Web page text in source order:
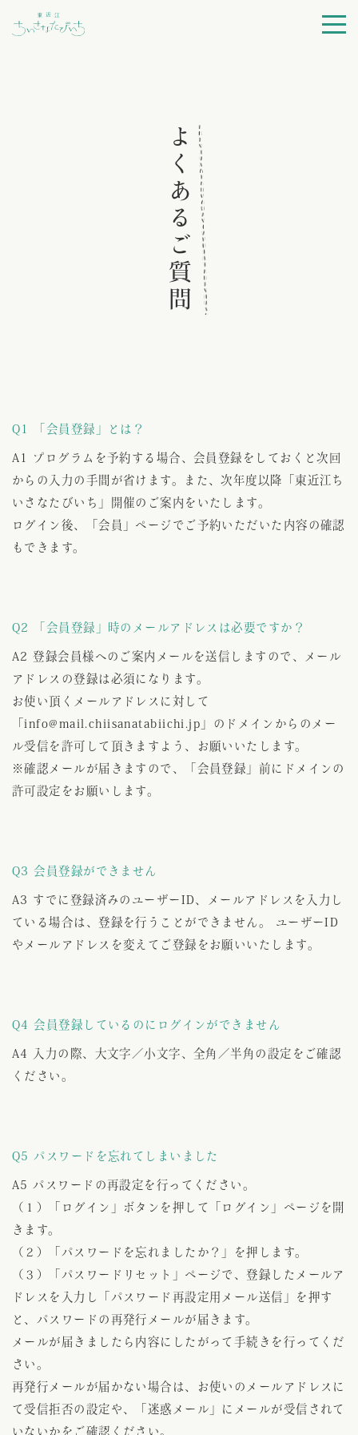
ちいさなたびいちとは
よくある質問
利用規約
ログイン
よくあるご質問
Q1 「会員登録」とは？
A1 プログラムを予約する場合、会員登録をしておくと次回
からの入力の手間が省けます。また、次年度以降「東近江ち
いさなたびいち」開催のご案内をいたします。
ログイン後、「会員」ページでご予約いただいた内容の確認
もできます。
Q2 「会員登録」時のメールアドレスは必要ですか？
A2 登録会員様へのご案内メールを送信しますので、メール
アドレスの登録は必須になります。
お使い頂くメールアドレスに対して
「info@mail.chiisanatabiichi.jp」のドメインからのメー
ル受信を許可して頂きますよう、お願いいたします。
※確認メールが届きますので、「会員登録」前にドメインの
許可設定をお願いします。
Q3 会員登録ができません
A3 すでに登録済みのユーザーID、メールアドレスを入力し
ている場合は、登録を行うことができません。 ユーザーID
やメールアドレスを変えてご登録をお願いいたします。
Q4 会員登録しているのにログインができません
A4 入力の際、大文字／小文字、全角／半角の設定をご確認
ください。
Q5 パスワードを忘れてしまいました
A5 パスワードの再設定を行ってください。
（１）「ログイン」ボタンを押して「ログイン」ページを開
きます。
（２）「パスワードを忘れましたか？」を押します。
（３）「パスワードリセット」ページで、登録したメールア
ドレスを入力し「パスワード再設定用メール送信」を押す
と、パスワードの再発行メールが届きます。
メールが届きましたら内容にしたがって手続きを行ってくだ
さい。
再発行メールが届かない場合は、お使いのメールアドレスに
て受信拒否の設定や、「迷惑メール」にメールが受信されて